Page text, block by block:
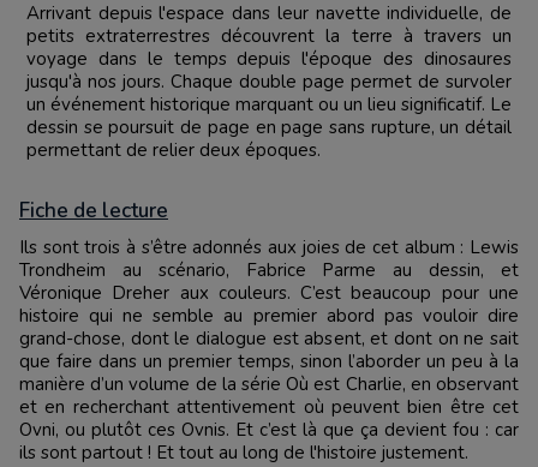
Arrivant depuis l'espace dans leur navette individuelle, de
petits extraterrestres découvrent la terre à travers un
voyage dans le temps depuis l'époque des dinosaures
jusqu'à nos jours. Chaque double page permet de survoler
un événement historique marquant ou un lieu significatif. Le
dessin se poursuit de page en page sans rupture, un détail
permettant de relier deux époques.
Fiche de lecture
Ils sont trois à s’être adonnés aux joies de cet album : Lewis
Trondheim au scénario, Fabrice Parme au dessin, et
Véronique Dreher aux couleurs. C’est beaucoup pour une
histoire qui ne semble au premier abord pas vouloir dire
grand-chose, dont le dialogue est absent, et dont on ne sait
que faire dans un premier temps, sinon l’aborder un peu à la
manière d’un volume de la série Où est Charlie, en observant
et en recherchant attentivement où peuvent bien être cet
Ovni, ou plutôt ces Ovnis. Et c’est là que ça devient fou : car
ils sont partout ! Et tout au long de l'histoire justement.